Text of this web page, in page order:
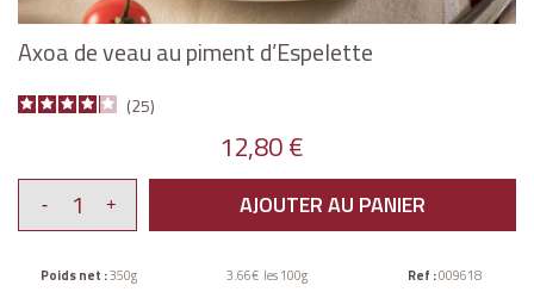
Axoa de veau au piment d’Espelette
25
12,80 €
AJOUTER AU PANIER
Poids net :350g 3.66€ les 100g Ref :009618